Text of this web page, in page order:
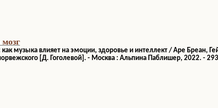
музыка влияет на эмоции, здоровье и интеллект / Аре Бреан,
[Д. Гоголевой]. - Москва : Альпина Паблишер, 2022. -